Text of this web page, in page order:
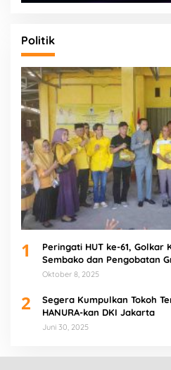
Politik
1
Peringati HUT ke-61,
Sembako dan Pengobatan
Oktober 8, 2025
2
Segera Kumpulkan Tokoh
HANURA-kan DKI Jakarta
Juni 30, 2025